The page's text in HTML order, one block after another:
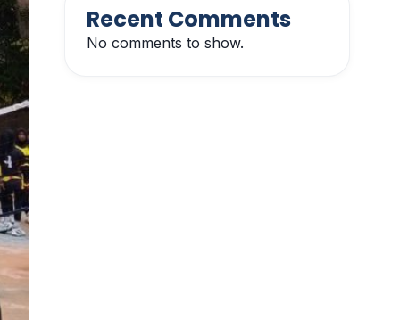
Recent Comments
No comments to show.